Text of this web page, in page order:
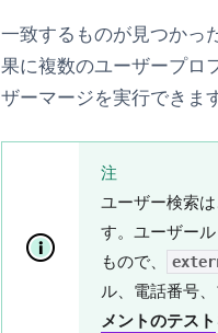
一致するものが見つかっ
果に複数のユーザープロ
ザーマージを実行できま
注
ユーザー検索
す。 ユーザー
もので、
ル、電話番号
メントのテスト